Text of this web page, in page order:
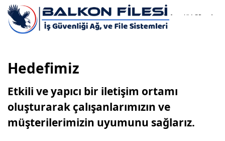
Hedefimiz
Etkili ve yapıcı bir iletişim ortamı
oluşturarak çalışanlarımızın ve
müşterilerimizin uyumunu sağlarız.
743 65